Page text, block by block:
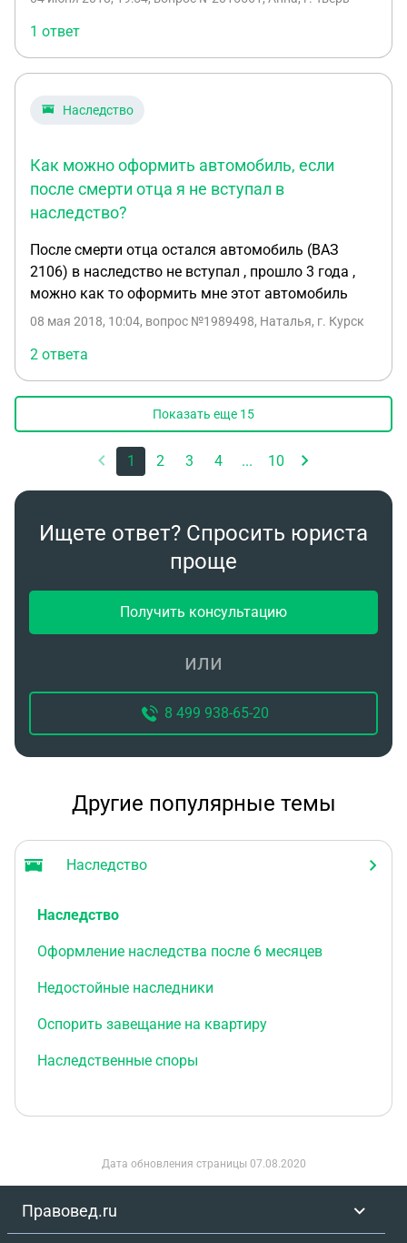
оценку авто и представил результаты нотариусу.
Третий наследник не согласен с оценкой и хочет
сделать свою. Можно ли представить нотариусу
несколько оценок и если можно, то по какому
Может ли третий наследник принудительно
например, с помощью полиции? Автомобиль
находится у двух других наследников. И еще
вопрос: если один из наследников полностью
у первого появляется 2/3 доли на наследуемое
имущество, дает ли это первому наследнику
какое-то преимущество перед третьим
наследником в плане оценки. Нам, к сожалению,
отвечает. Заранее спасибо
1 ответ
Наследство
Как можно оформить автомобиль, если
после смерти отца я не вступал в
наследство?
После смерти отца остался автомобиль (ВАЗ
2106) в наследство не вступал , прошло 3 года ,
можно как то оформить мне этот автомобиль
08 мая 2018, 10:04, вопрос №1989498, Наталья, г. Курск
2 ответа
Показать еще 15
1 2 3 4 ... 10
Ищете ответ? Спросить юриста
проще
Получить консультацию
или
8 499 938-65-20
Другие популярные темы
Наследство
Наследство
Оформление наследства после 6 месяцев
Недостойные наследники
Оспорить завещание на квартиру
Наследственные споры
Дата обновления страницы 07.08.2020
Правовед.ru